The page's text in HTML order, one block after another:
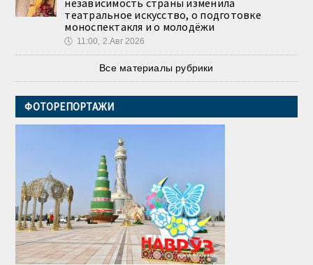
независимость страны изменила
театральное искусство, о подготовке
моноспектакля и о молодёжи
🕔 11:00, 2.Авг 2026
Все материалы рубрики
ФОТОРЕПОРТАЖИ